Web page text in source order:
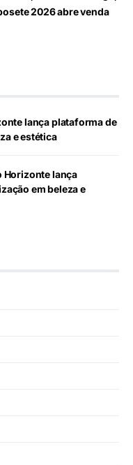
2026 abre venda
lança plataforma de
e estética
Horizonte lança
em beleza e